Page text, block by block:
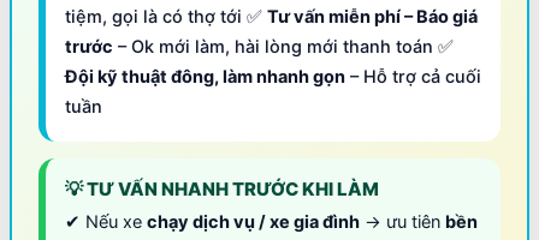
tiệm, gọi là có thợ tới ✅ Tư vấn miễn phí – Báo giá
trước – Ok mới làm, hài lòng mới thanh toán ✅
Đội kỹ thuật đông, làm nhanh gọn – Hỗ trợ cả cuối
tuần
💡 TƯ VẤN NHANH TRƯỚC KHI LÀM
✔ Nếu xe chạy dịch vụ / xe gia đình → ưu tiên bền